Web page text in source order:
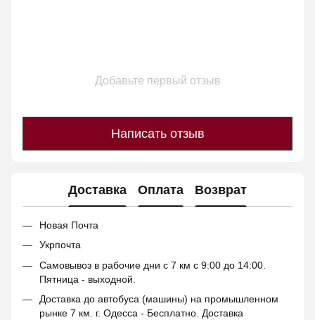
Добавьте первый отзыв
Написать отзыв
Доставка Оплата Возврат
Новая Почта
Укрпочта
Самовывоз в рабочие дни с 7 км с 9:00 до 14:00.
Пятница - выходной.
Доставка до автобуса (машины) на промышленном
рынке 7 км. г. Одесса - Бесплатно. Доставка